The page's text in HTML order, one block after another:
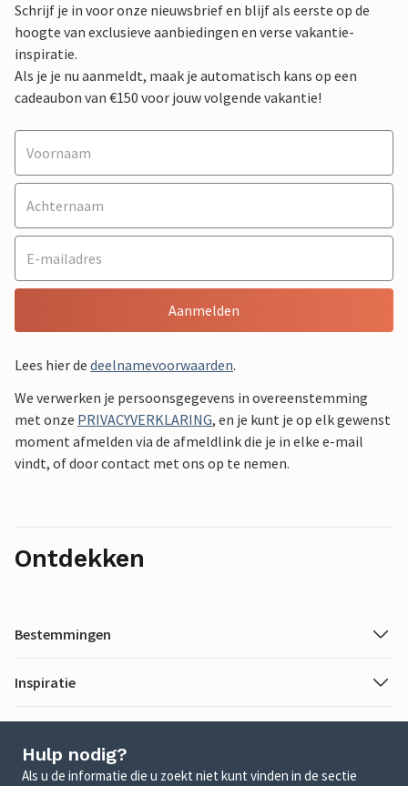
Schrijf je in voor onze nieuwsbrief en blijf als eerste op de
hoogte van exclusieve aanbiedingen en verse vakantie-
inspiratie.
Als je je nu aanmeldt, maak je automatisch kans op een
cadeaubon van €150 voor jouw volgende vakantie!
Aanmelden
Lees hier de deelnamevoorwaarden.
We verwerken je persoonsgegevens in overeenstemming
met onze PRIVACYVERKLARING, en je kunt je op elk gewenst
moment afmelden via de afmeldlink die je in elke e-mail
vindt, of door contact met ons op te nemen.
Ontdekken
Bestemmingen
Inspiratie
Hulp nodig?
Als u de informatie die u zoekt niet kunt vinden in de sectie